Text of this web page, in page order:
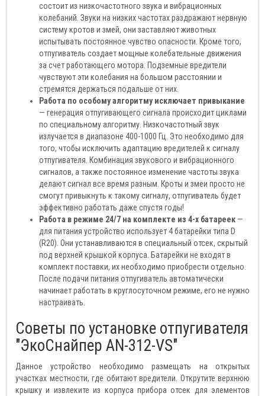
состоит из низкочастотного звука и вибрационных
колебаний. Звуки на низких частотах раздражают нервную
систему кротов и змей, они заставляют животных
испытывать постоянное чувство опасности. Кроме того,
отпугиватель создает мощные колебательные движения
за счет работающего мотора. Подземные вредители
чувствуют эти колебания на большом расстоянии и
стремятся держаться подальше от них.
Работа по особому алгоритму исключает привыкание
— генерация отпугивающего сигнала происходит циклами
по специальному алгоритму. Низкочастотный звук
излучается в диапазоне 400-1000 Гц. Это необходимо для
того, чтобы исключить адаптацию вредителей к сигналу
отпугивателя. Комбинация звукового и вибрационного
сигналов, а также постоянное изменение частоты звука
делают сигнал все время разным. Кроты и змеи просто не
смогут привыкнуть к такому сигналу, отпугиватель будет
эффективно работать даже спустя годы!
Работа в режиме 24/7 на комплекте из 4-х батареек —
для питания устройство использует 4 батарейки типа D
(R20). Они устанавливаются в специальный отсек, скрытый
под верхней крышкой корпуса. Батарейки не входят в
комплект поставки, их необходимо приобрести отдельно.
После подачи питания отпугиватель автоматически
начинает работать в круглосуточном режиме, его не нужно
настраивать.
Советы по установке отпугивателя
"ЭкоСнайпер AN-312-VS"
Данное устройство необходимо размещать на открытых
участках местности, где обитают вредители. Открутите верхнюю
крышку и извлеките из корпуса прибора отсек для элементов